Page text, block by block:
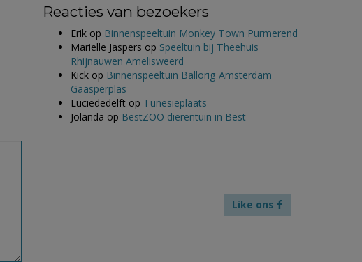
Reacties van bezoekers
Erik op Binnenspeeltuin Monkey Town Purmerend
Marielle Jaspers op Speeltuin bij Theehuis
Rhijnauwen Amelisweerd
Kick op Binnenspeeltuin Ballorig Amsterdam
Gaasperplas
Luciededelft op Tunesiëplaats
Jolanda op BestZOO dierentuin in Best
Like ons